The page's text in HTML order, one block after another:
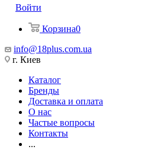
Войти
Корзина0
info@18plus.com.ua
г. Киев
Каталог
Бренды
Доставка и оплата
О нас
Частые вопросы
Контакты
...